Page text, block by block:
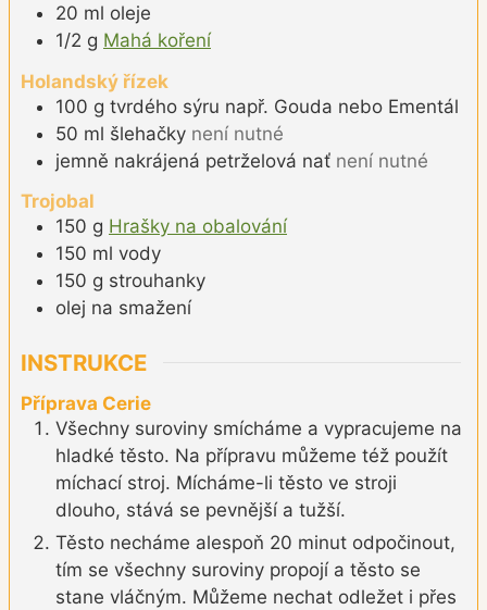
20 ml oleje
1/2 g Mahá koření
Holandský řízek
100 g tvrdého sýru např. Gouda nebo Ementál
50 ml šlehačky není nutné
jemně nakrájená petrželová nať není nutné
Trojobal
150 g Hrašky na obalování
150 ml vody
150 g strouhanky
olej na smažení
INSTRUKCE
Příprava Cerie
Všechny suroviny smícháme a vypracujeme na
hladké těsto. Na přípravu můžeme též použít
míchací stroj. Mícháme-li těsto ve stroji
dlouho, stává se pevnější a tužší.
Těsto necháme alespoň 20 minut odpočinout,
tím se všechny suroviny propojí a těsto se
stane vláčným. Můžeme nechat odležet i přes